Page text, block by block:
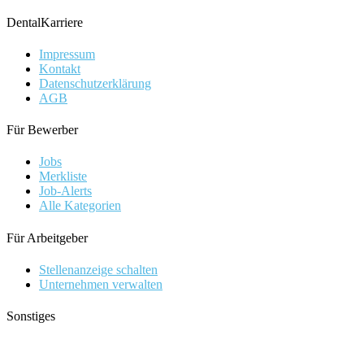
DentalKarriere
Impressum
Kontakt
Datenschutzerklärung
AGB
Für Bewerber
Jobs
Merkliste
Job-Alerts
Alle Kategorien
Für Arbeitgeber
Stellenanzeige schalten
Unternehmen verwalten
Sonstiges